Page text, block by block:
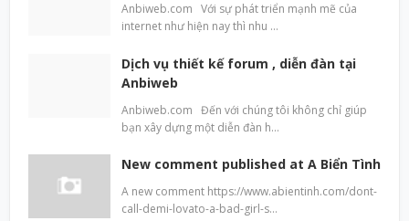
Anbiweb.com Với sự phát triển mạnh mẽ của
internet như hiện nay thì nhu …
Dịch vụ thiết kế forum , diễn đàn tại
Anbiweb
Anbiweb.com Đến với chúng tôi không chỉ giúp
bạn xây dựng một diễn đàn h…
New comment published at A Biển Tình
A new comment https://www.abientinh.com/dont-
call-demi-lovato-a-bad-girl-s…